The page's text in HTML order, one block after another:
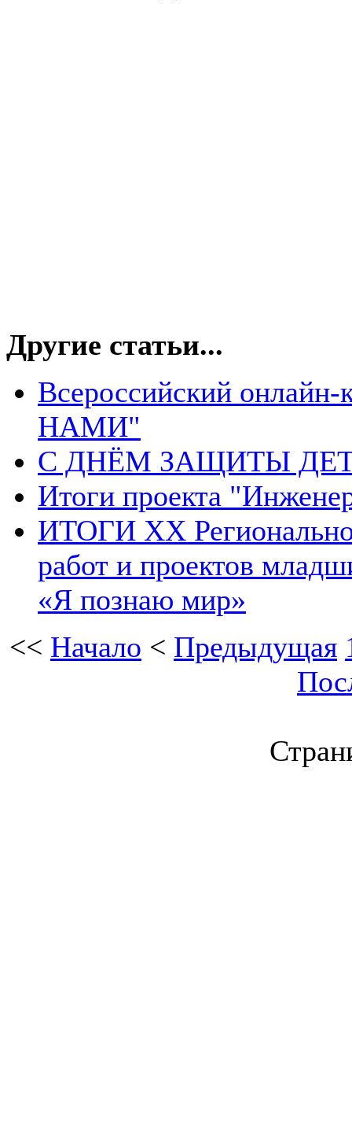
Другие статьи...
Всероссийский
НАМИ"
С ДНЁМ ЗАЩИТЫ
Итоги проекта
ИТОГИ XX
работ и проектов
«Я познаю мир»
<< Начало < Предыдущая